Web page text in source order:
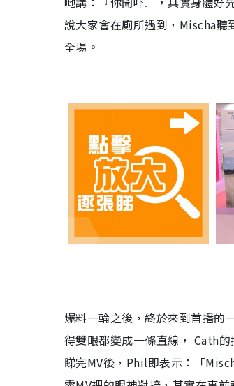
說大家會在廁所遇到，Mischa
全場。
爆料一輪之後，終於來到首播的
得雙眼都變成一條直線， Cath
睇完MV後，Phil即表示：「